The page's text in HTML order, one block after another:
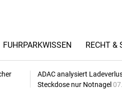
FUHRPARKWISSEN RECHT &
ADAC analysiert
Steckdose nur Notnagel